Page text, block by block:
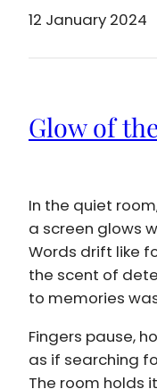
12 January 2024
Glow of
In the quiet
a screen glows
Words drift like
the scent of
to memories
Fingers pause,
as if searching
The room holds